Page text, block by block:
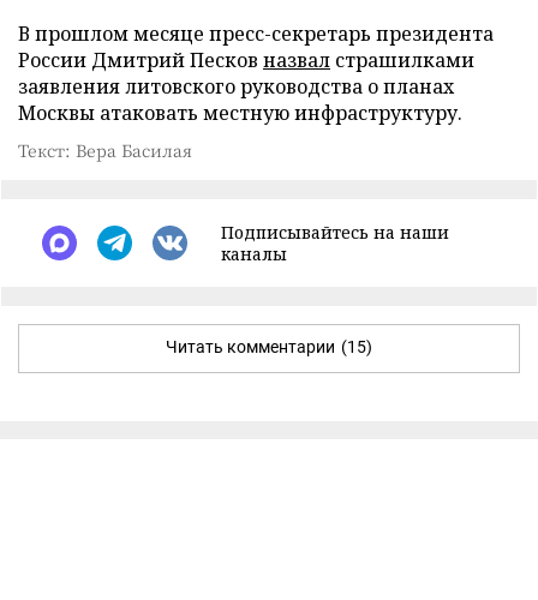
В прошлом месяце пресс-секретарь президента
России Дмитрий Песков назвал страшилками
заявления литовского руководства о планах
Москвы атаковать местную инфраструктуру.
Текст: Вера Басилая
Подписывайтесь на наши
каналы
Читать комментарии (15)